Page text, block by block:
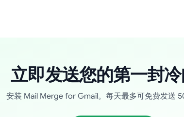
立即发送您的第一封
安装 Mail Merge for Gmail。每天最多可免费发送